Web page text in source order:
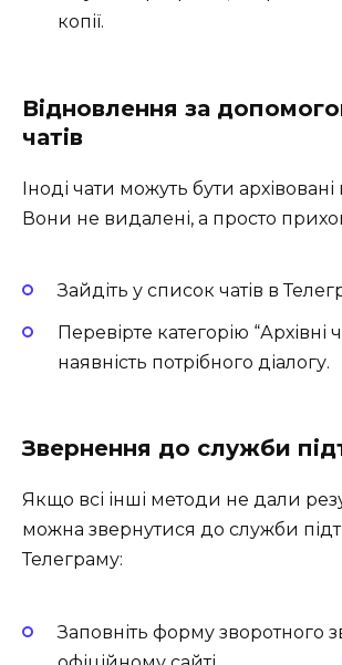
копії.
Відновлення за
чатів
Іноді чати можуть бути
Вони не видалені, а просто
Зайдіть у список чатів в
Перевірте категорію “Архівні
наявність потрібного діалогу.
Звернення до служби
Якщо всі інші методи не дали
можна звернутися до служби
Телеграму:
Заповніть форму зворотного